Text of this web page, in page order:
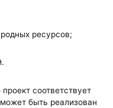
ресурсов;
соответствует
быть реализован